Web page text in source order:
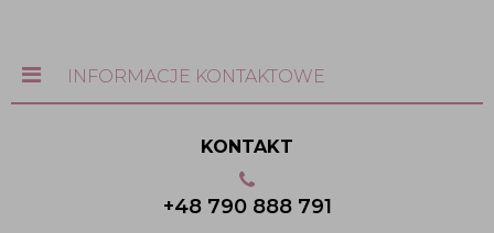
INFORMACJE KONTAKTOWE
KONTAKT
+48 790 888 791